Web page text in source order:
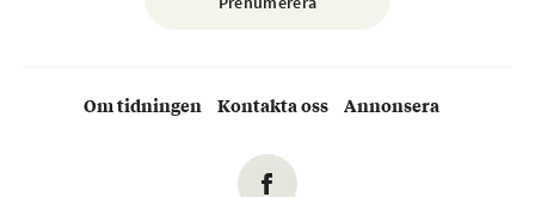
Om tidningen Kontakta oss Annonsera